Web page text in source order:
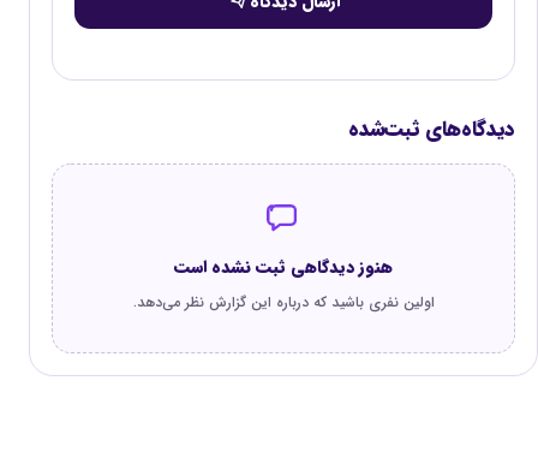
دیدگاه‌های ثبت‌شده
هنوز دیدگاهی ثبت نشده است
اولین نفری باشید که درباره این گزارش نظر می‌دهد.